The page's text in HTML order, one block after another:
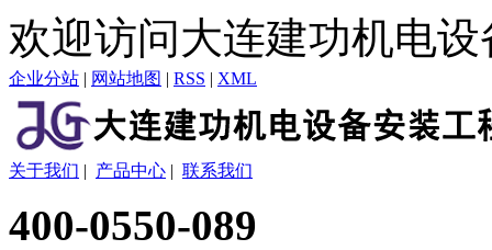
欢迎访问大连建功机电
企业分站 | 网站地图 | RSS | XML
关于我们 | 产品中心 | 联系我们
400-0550-089